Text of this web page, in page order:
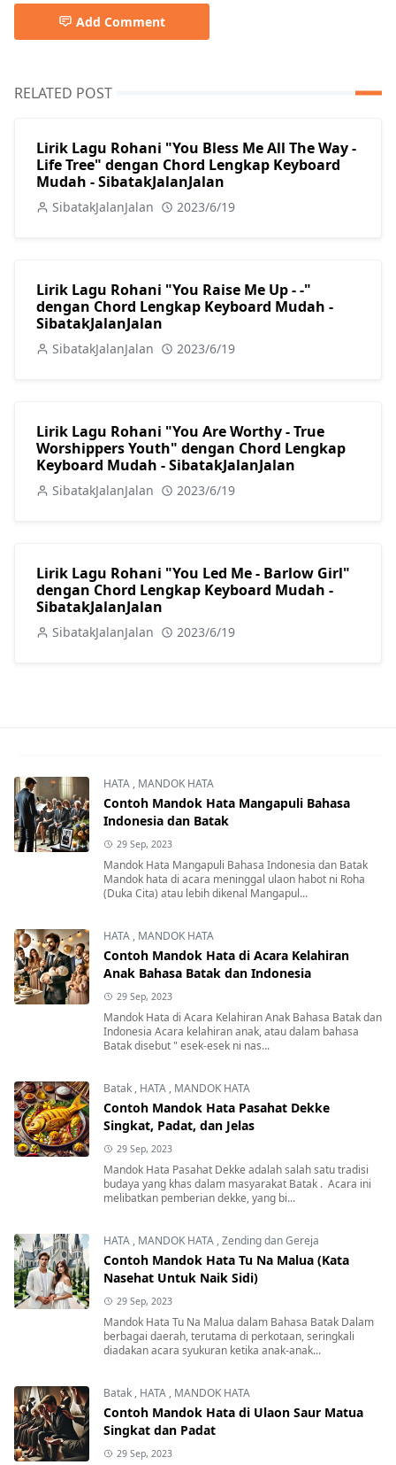
Add Comment
RELATED POST
Lirik Lagu Rohani "You Bless Me All The Way -
Life Tree" dengan Chord Lengkap Keyboard
Mudah - SibatakJalanJalan
SibatakJalanJalan 2023/6/19
Lirik Lagu Rohani "You Raise Me Up - -"
dengan Chord Lengkap Keyboard Mudah -
SibatakJalanJalan
SibatakJalanJalan 2023/6/19
Lirik Lagu Rohani "You Are Worthy - True
Worshippers Youth" dengan Chord Lengkap
Keyboard Mudah - SibatakJalanJalan
SibatakJalanJalan 2023/6/19
Lirik Lagu Rohani "You Led Me - Barlow Girl"
dengan Chord Lengkap Keyboard Mudah -
SibatakJalanJalan
SibatakJalanJalan 2023/6/19
HATA , MANDOK HATA
Contoh Mandok Hata Mangapuli Bahasa
Indonesia dan Batak
29 Sep, 2023
Mandok Hata Mangapuli Bahasa Indonesia dan Batak
Mandok hata di acara meninggal ulaon habot ni Roha
(Duka Cita) atau lebih dikenal Mangapul...
HATA , MANDOK HATA
Contoh Mandok Hata di Acara Kelahiran
Anak Bahasa Batak dan Indonesia
29 Sep, 2023
Mandok Hata di Acara Kelahiran Anak Bahasa Batak dan
Indonesia Acara kelahiran anak, atau dalam bahasa
Batak disebut " esek-esek ni nas...
Batak , HATA , MANDOK HATA
Contoh Mandok Hata Pasahat Dekke
Singkat, Padat, dan Jelas
29 Sep, 2023
Mandok Hata Pasahat Dekke adalah salah satu tradisi
budaya yang khas dalam masyarakat Batak . Acara ini
melibatkan pemberian dekke, yang bi...
HATA , MANDOK HATA ,Zending dan Gereja
Contoh Mandok Hata Tu Na Malua (Kata
Nasehat Untuk Naik Sidi)
29 Sep, 2023
Mandok Hata Tu Na Malua dalam Bahasa Batak Dalam
berbagai daerah, terutama di perkotaan, seringkali
diadakan acara syukuran ketika anak-anak...
Batak , HATA , MANDOK HATA
Contoh Mandok Hata di Ulaon Saur Matua
Singkat dan Padat
29 Sep, 2023